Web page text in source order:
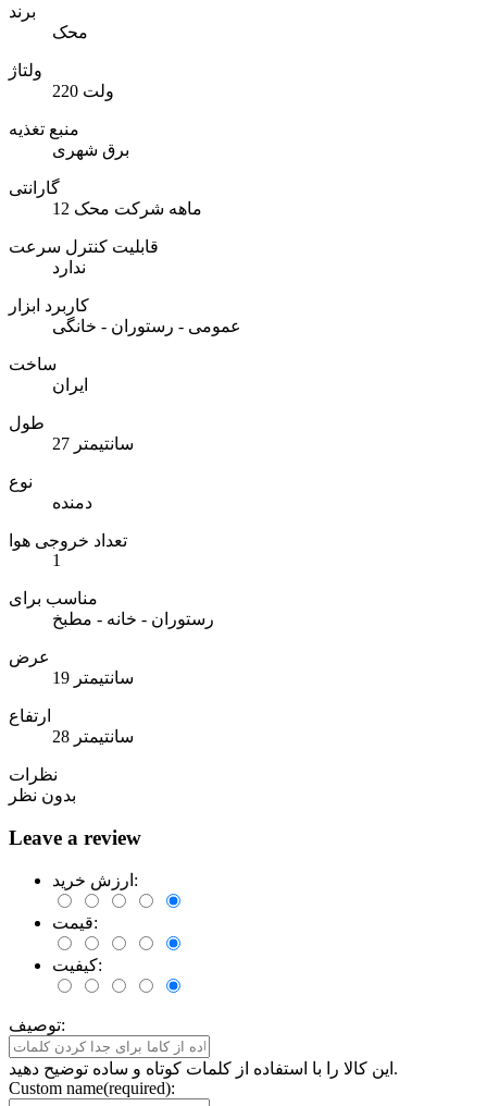
برند
محک
ولتاژ
220 ولت
منبع تغذیه
برق شهری
گارانتی
12 ماهه شرکت محک
قابلیت کنترل سرعت
ندارد
کاربرد ابزار
عمومی - رستوران - خانگی
ساخت
ایران
طول
27 سانتیمتر
نوع
دمنده
تعداد خروجی هوا
1
مناسب برای
رستوران - خانه - مطبخ
عرض
19 سانتیمتر
ارتفاع
28 سانتیمتر
نظرات
بدون نظر
Leave a review
ارزش خرید:
قیمت:
کیفیت:
توصیف:
این کالا را با استفاده از کلمات کوتاه و ساده توضیح دهید.
Custom name(required):